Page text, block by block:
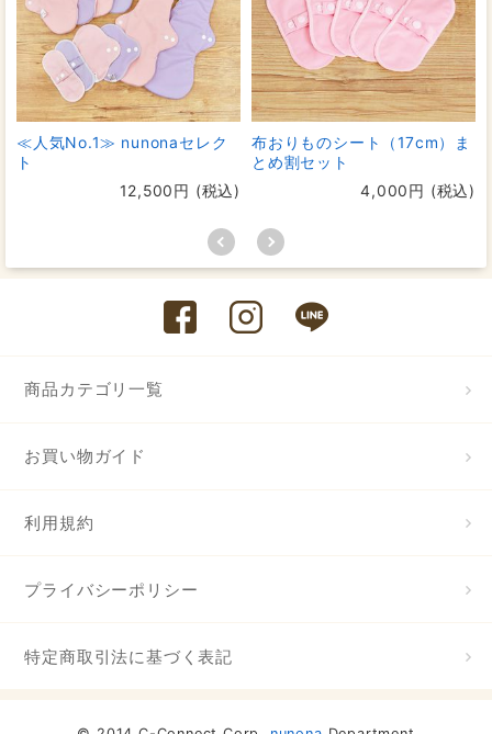
≪人気No.1≫ nunonaセレク
ト
12,500円 (税込)
布おりものシート（17cm）ま
とめ割セット
4,000円 (税込)
商品カテゴリ一覧
お買い物ガイド
利用規約
プライバシーポリシー
特定商取引法に基づく表記